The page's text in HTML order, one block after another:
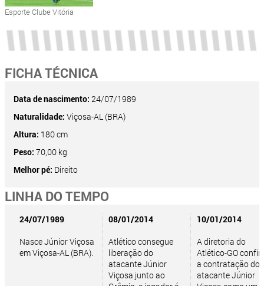
Esporte Clube Vitória
FICHA TÉCNICA
Data de nascimento: 24/07/1989
Naturalidade: Viçosa-AL (BRA)
Altura: 180 cm
Peso: 70,00 kg
Melhor pé: Direito
LINHA DO TEMPO
24/07/1989
Nasce Júnior Viçosa
em Viçosa-AL (BRA).
08/01/2014
Atlético consegue
liberação do
atacante Júnior
Viçosa junto ao
10/01/2014
A diretoria do
Atlético-GO
a contratação do
atacante Júnior